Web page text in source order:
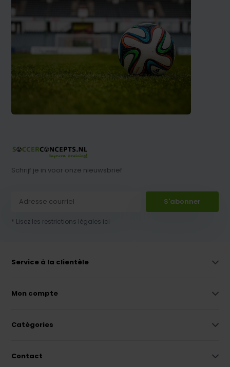
Schrijf je in voor onze nieuwsbrief
S'abonner
* Lisez les restrictions légales ici
Service à la clientèle
Mon compte
Catégories
Contact